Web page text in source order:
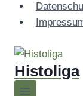
Histoliga